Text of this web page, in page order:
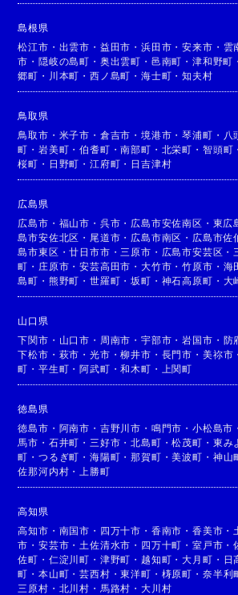
島根県
松江市 ・ 出雲市 ・ 益田市 ・浜田市 ・安来市 ・ 雲
市 ・隠岐の島町 ・ 奥出雲町 ・ 邑南町 ・津和野町
郷町 ・ 川本町 ・西ノ島町 ・海士町 ・知夫村
鳥取県
鳥取市 ・ 米子市 ・ 倉吉市 ・境港市 ・琴浦町 ・ 八
町 ・岩美町 ・伯耆町 ・南部町 ・ 北栄町 ・ 智頭町 ・
桜町 ・ 日野町 ・江府町 ・ 日吉津村
広島県
広島市 ・ 福山市 ・ 呉市 ・ 広島市安佐南区 ・ 東広
島市安佐北区 ・ 尾道市 ・ 広島市南区 ・ 広島市佐
島市東区 ・廿日市市 ・ 三原市 ・ 広島市安芸区 ・
町 ・ 庄原市 ・安芸高田市 ・大竹市 ・竹原市 ・ 海
島町 ・ 熊野町 ・世羅町 ・坂町 ・ 神石高原町 ・ 大
山口県
下関市 ・ 山口市 ・ 周南市 ・宇部市 ・岩国市 ・ 防
下松市 ・ 萩市 ・光市 ・柳井市 ・ 長門市 ・ 美祢市 ・
町 ・平生町 ・阿武町 ・和木町 ・ 上関町
徳島県
徳島市 ・ 阿南市 ・ 吉野川市 ・ 鳴門市 ・小松島市
馬市 ・ 石井町 ・ 三好市 ・北島町 ・松茂町 ・ 東み
町 ・つるぎ町 ・海陽町 ・那賀町 ・美波町 ・ 神山
佐那河内村 ・ 上勝町
高知県
高知市 ・ 南国市 ・ 四万十市 ・ 香南市 ・香美市 ・
市 ・安芸市 ・ 土佐清水市 ・ 四万十町 ・室戸市 ・
佐町 ・ 仁淀川町 ・ 津野町 ・ 越知町 ・大月町 ・ 日
町 ・本山町 ・芸西村 ・東洋町 ・ 梼原町 ・ 奈半利
三原村 ・ 北川村 ・ 馬路村 ・大川村